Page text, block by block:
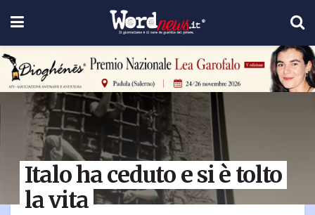
Italo ha ceduto e si è tolto
la vita